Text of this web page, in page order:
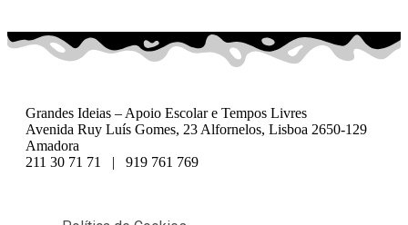
Grandes Ideias – Apoio Escolar e Tempos Livres
Avenida Ruy Luís Gomes, 23 Alfornelos, Lisboa 2650-129
Amadora
211 30 71 71 | 919 761 769